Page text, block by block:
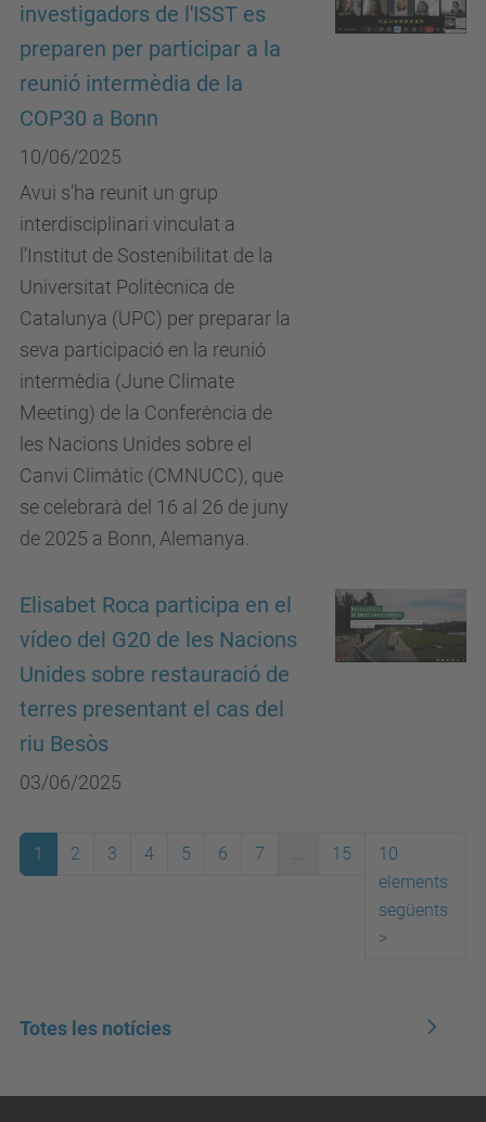
investigadors de l'ISST es
preparen per participar a la
reunió intermèdia de la
COP30 a Bonn
10/06/2025
Avui s’ha reunit un grup
interdisciplinari vinculat a
l’Institut de Sostenibilitat de la
Universitat Politècnica de
Catalunya (UPC) per preparar la
seva participació en la reunió
intermèdia (June Climate
Meeting) de la Conferència de
les Nacions Unides sobre el
Canvi Climàtic (CMNUCC), que
se celebrarà del 16 al 26 de juny
de 2025 a Bonn, Alemanya.
Elisabet Roca participa en el
vídeo del G20 de les Nacions
Unides sobre restauració de
terres presentant el cas del
riu Besòs
03/06/2025
1 2 3 4 5 6 7 ... 15
10
elements
següents
>
Totes les notícies